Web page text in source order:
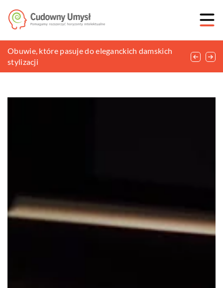
Stylowe krzesła i fotele do domu z ogrodem
Obuwie, które pasuje do eleganckich damskich
stylizacji
Jak dochodzić należnego odszkodowania?